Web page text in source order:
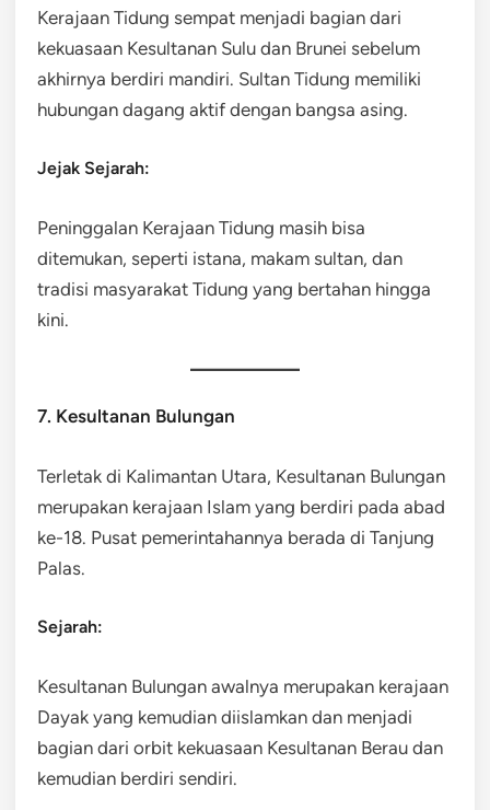
Kerajaan Tidung sempat menjadi bagian dari
kekuasaan Kesultanan Sulu dan Brunei sebelum
akhirnya berdiri mandiri. Sultan Tidung memiliki
hubungan dagang aktif dengan bangsa asing.
Jejak Sejarah:
Peninggalan Kerajaan Tidung masih bisa
ditemukan, seperti istana, makam sultan, dan
tradisi masyarakat Tidung yang bertahan hingga
kini.
7. Kesultanan Bulungan
Terletak di Kalimantan Utara, Kesultanan Bulungan
merupakan kerajaan Islam yang berdiri pada abad
ke-18. Pusat pemerintahannya berada di Tanjung
Palas.
Sejarah:
Kesultanan Bulungan awalnya merupakan kerajaan
Dayak yang kemudian diislamkan dan menjadi
bagian dari orbit kekuasaan Kesultanan Berau dan
kemudian berdiri sendiri.